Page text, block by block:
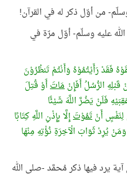
من أوّل ذكر له في القرآن!
عليه وسلّم- أوّل مرّة في
فَقَدْ رَأَيْتُمُوْهُ وَأَنْتُمْ تَنظُرُوْنَ
الرُّسُلُ أَفَإِنْمَاتَأَوْ قُتِلَ
فَلَنْ يَضُرَّ اللَّهَ شَيْئًا
لِنَفْسٍ أَنْتَمُوْتَإِلَّا بِإِذْنِ اللَّهِ كِتَابًا
يُرِدْ ثَوَابَ الْآخِرَةِ نُؤْتِهِ مِنْهَا
آية يرد فيها ذكر مُحمَّد -صلى الله